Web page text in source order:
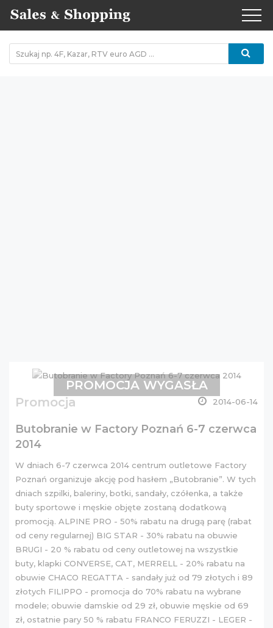
Promocja 2014-06-14
Butobranie w Factory Poznań 6-7 czerwca
2014
W dniach 6-7 czerwca 2014 centrum outletowe Factory
Poznań organizuje akcję pod hasłem „Butobranie”. W tych
dniach szpilki, baleriny, botki, sandały, czółenka, a także
buty sportowe i męskie objęte zostaną dodatkową
promocją. ALPINE PRO - 50% rabatu na drugą parę (rabat
od ceny regularnej) BIG STAR - 30% rabatu na obuwie
BRUGI - 20 % rabatu od ceny outletowej na wszystkie
buty, klapki CONVERSE, CAT, MERRELL - 20% rabatu na
obuwie CHACO REGATTA - sandały już od 79 złotych i 89
złotych FILIPPO - promocja do 70% rabatu na wybrane
modele; obuwie damskie od 29 zł, obuwie męskie od 69
zł, ostatnie pary 50 % rabatu FRANCO FERUZZI - LEGER -
PROMOCJA WYGASŁA